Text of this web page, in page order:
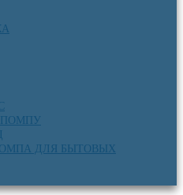
ДЛЯ БЫТОВЫХ